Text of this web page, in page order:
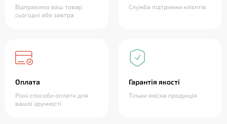
Відправимо ваш товар
сьогодні або завтра
Служба підтримки клієнтів
Оплата
Різні способи оплати для
вашої зручності
Гарантія якості
Тільки якісна продукція